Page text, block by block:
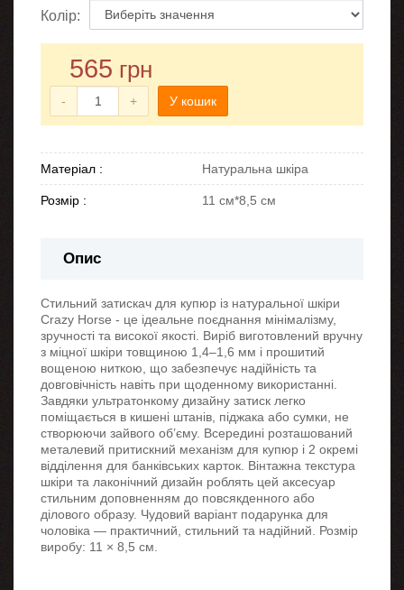
Колір:
565 грн
- + У кошик
Матеріал : Натуральна шкіра
Розмір : 11 см*8,5 см
Опис
Стильний затискач для купюр із натуральної шкіри
Crazy Horse - це ідеальне поєднання мінімалізму,
зручності та високої якості. Виріб виготовлений вручну
з міцної шкіри товщиною 1,4–1,6 мм і прошитий
вощеною ниткою, що забезпечує надійність та
довговічність навіть при щоденному використанні.
Завдяки ультратонкому дизайну затиск легко
поміщається в кишені штанів, піджака або сумки, не
створюючи зайвого об’єму. Всередині розташований
металевий притискний механізм для купюр і 2 окремі
відділення для банківських карток. Вінтажна текстура
шкіри та лаконічний дизайн роблять цей аксесуар
стильним доповненням до повсякденного або
ділового образу. Чудовий варіант подарунка для
чоловіка — практичний, стильний та надійний. Розмір
виробу: 11 × 8,5 см.